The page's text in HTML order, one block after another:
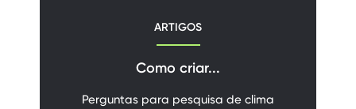
ARTIGOS
Como criar...
Perguntas para pesquisa de clima